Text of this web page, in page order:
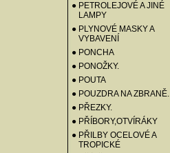
● PETROLEJOVÉ A JINÉ
LAMPY
● PLYNOVÉ MASKY A
VYBAVENÍ
● PONCHA
● PONOŽKY.
● POUTA
● POUZDRA NA ZBRANĚ.
● PŘEZKY.
● PŘÍBORY,OTVÍRÁKY
● PŘILBY OCELOVÉ A
TROPICKÉ